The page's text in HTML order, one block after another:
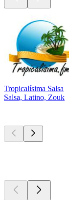
Tropicalísima Salsa
Salsa, Latino, Zouk